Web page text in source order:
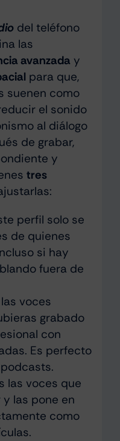
del teléfono
las
avanzada y
para que,
suenen como
el sonido
al diálogo
de grabar,
y
tres
perfil solo se
de quienes
si hay
fuera de
voces
grabado
con
Es perfecto
las voces que
las pone en
como